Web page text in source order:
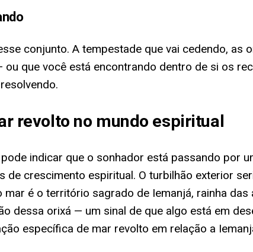
conjunto. A tempestade que vai cedendo, as
que você está encontrando dentro de si os
revolto no mundo espiritual
indicar que o sonhador está passando por
de crescimento espiritual. O turbilhão exterior
é o território sagrado de Iemanjá, rainha
dessa orixá — um sinal de que algo está em
específica de mar revolto em relação a